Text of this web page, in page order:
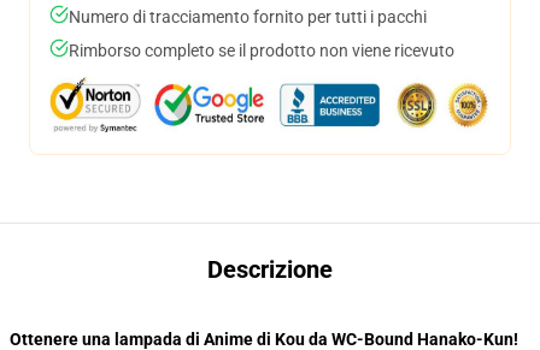
Numero di tracciamento fornito per tutti i pacchi
Rimborso completo se il prodotto non viene ricevuto
Descrizione
Ottenere una lampada di Anime di Kou da WC-Bound Hanako-Kun!